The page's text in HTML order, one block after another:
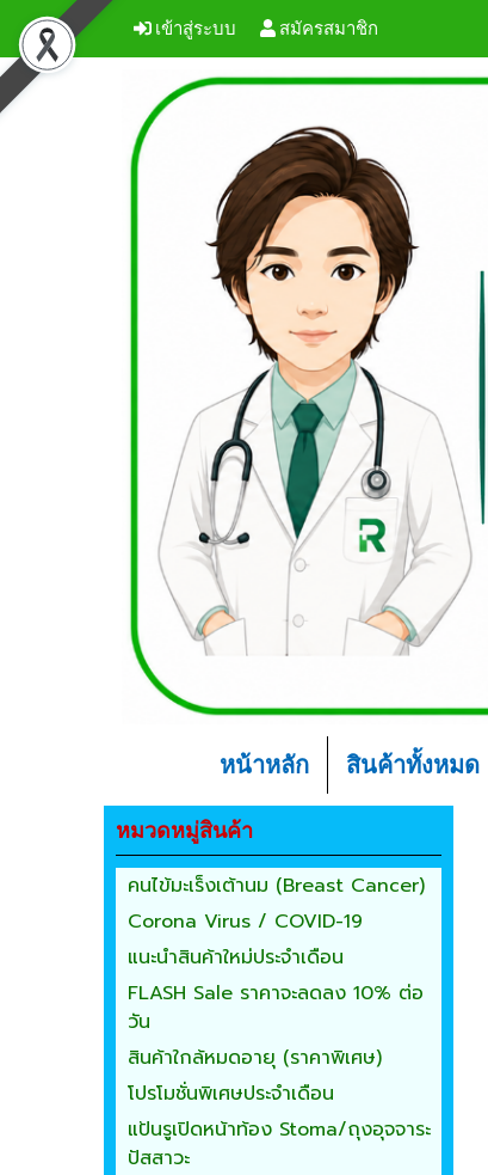
เข้าสู่ระบบ สมัครสมาชิก
หน้าหลัก สินค้าทั้งหมด
หมวดหมู่สินค้า
คนไข้มะเร็งเต้านม (Breast Cancer)
Corona Virus / COVID-19
แนะนำสินค้าใหม่ประจำเดือน
FLASH Sale ราคาจะลดลง 10% ต่อ
วัน
สินค้าใกล้หมดอายุ (ราคาพิเศษ)
โปรโมชั่นพิเศษประจำเดือน
แป้นรูเปิดหน้าท้อง Stoma/ถุงอุจจาระ
ปัสสาวะ